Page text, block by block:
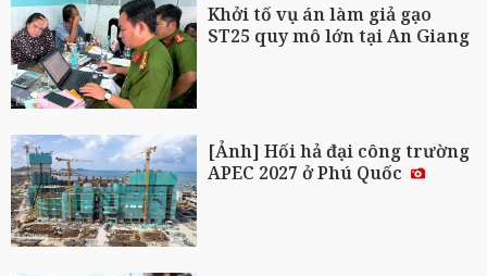
Khởi tố vụ án làm giả gạo
ST25 quy mô lớn tại An Giang
[Ảnh] Hối hả đại công trường
APEC 2027 ở Phú Quốc